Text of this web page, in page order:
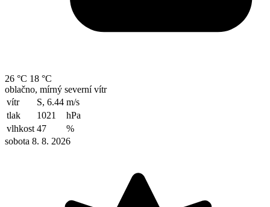
26 °C 18 °C
oblačno, mírný severní vítr
vítr
S, 6.44 m/s
tlak
1021
hPa
vlhkost 47
%
sobota 8. 8. 2026